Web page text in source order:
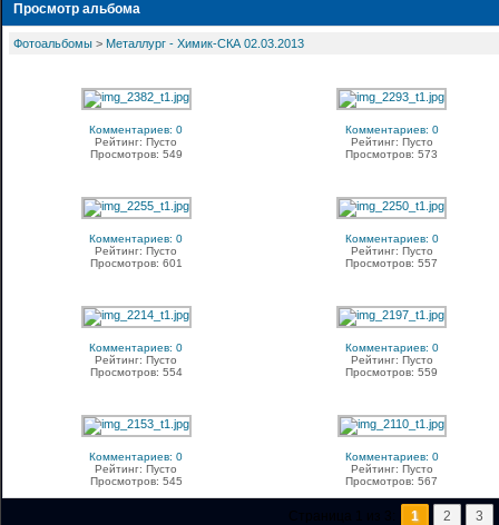
Просмотр альбома
Фотоальбомы > Металлург - Химик-СКА 02.03.2013
Комментариев: 0
Рейтинг: Пусто
Просмотров: 549
Комментариев: 0
Рейтинг: Пусто
Просмотров: 573
Комментариев: 0
Рейтинг: Пусто
Просмотров: 601
Комментариев: 0
Рейтинг: Пусто
Просмотров: 557
Комментариев: 0
Рейтинг: Пусто
Просмотров: 554
Комментариев: 0
Рейтинг: Пусто
Просмотров: 559
Комментариев: 0
Рейтинг: Пусто
Просмотров: 545
Комментариев: 0
Рейтинг: Пусто
Просмотров: 567
1 2 3